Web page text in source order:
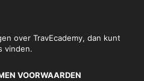
over TravEcademy, dan kunt
vinden.
VOORWAARDEN